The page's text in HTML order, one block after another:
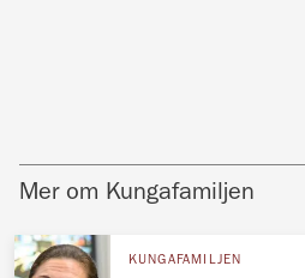
Mer om Kungafamiljen
KUNGAFAMILJEN